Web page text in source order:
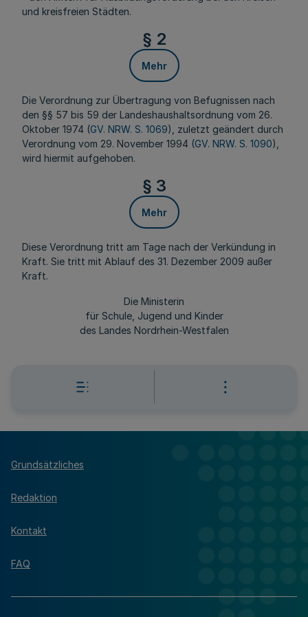
und kreisfreien Städten.
§ 2
Mehr
Die Verordnung zur Übertragung von Befugnissen nach
den §§ 57 bis 59 der Landeshaushaltsordnung vom 26.
Oktober 1974 (GV. NRW. S. 1069), zuletzt geändert durch
Verordnung vom 29. November 1994 (GV. NRW. S. 1090),
wird hiermit aufgehoben.
§ 3
Mehr
Diese Verordnung tritt am Tage nach der Verkündung in
Kraft. Sie tritt mit Ablauf des 31. Dezember 2009 außer
Kraft.
Die Ministerin
für Schule, Jugend und Kinder
des Landes Nordrhein-Westfalen
Grundsätzliches
Redaktion
Kontakt
FAQ